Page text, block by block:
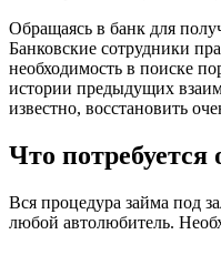
Обращаясь в банк для
Банковские сотрудники
необходимость в поиске
истории предыдущих
известно, восстановить
Что потребуется
Вся процедура займа под
любой автолюбитель.